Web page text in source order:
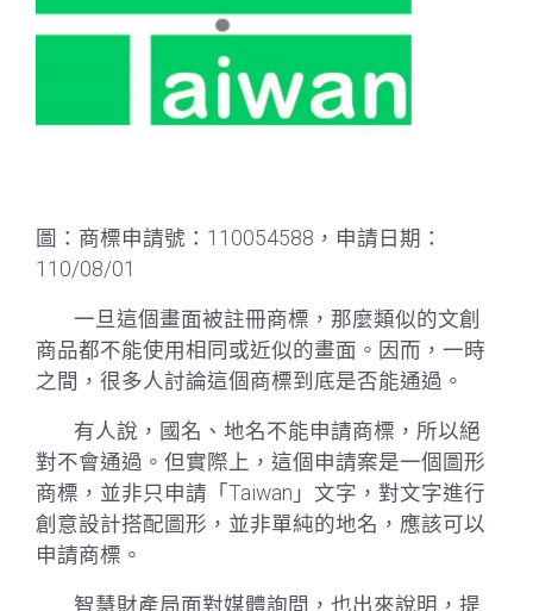
圖：商標申請號：110054588，申請日期：
110/08/01
一旦這個畫面被註冊商標，那麼類似的文創
商品都不能使用相同或近似的畫面。因而，一時
之間，很多人討論這個商標到底是否能通過。
有人說，國名、地名不能申請商標，所以絕
對不會通過。但實際上，這個申請案是一個圖形
商標，並非只申請「Taiwan」文字，對文字進行
創意設計搭配圖形，並非單純的地名，應該可以
申請商標。
智慧財產局面對媒體詢問，也出來說明，提